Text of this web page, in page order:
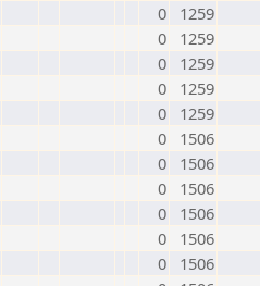
0
1259
0
1259
0
1259
0
1259
0
1259
0
1506
0
1506
0
1506
0
1506
0
1506
0
1506